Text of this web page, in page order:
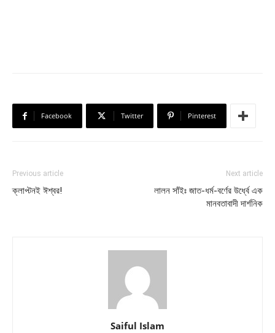
Facebook Twitter Pinterest
Previous article
ক্লাপ্টনই ঈশ্বর!
Next article
লালন সাঁইঃ জাত-ধর্ম-বর্ণের উর্ধ্বে এক
মানবতাবাদী দার্শনিক
Saiful Islam